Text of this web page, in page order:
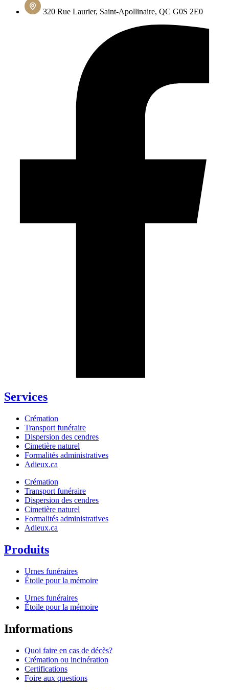
320 Rue Laurier, Saint-Apollinaire, QC G0S 2E0
Services
Crémation
Transport funéraire
Dispersion des cendres
Cimetière naturel
Formalités administratives
Adieux.ca
Crémation
Transport funéraire
Dispersion des cendres
Cimetière naturel
Formalités administratives
Adieux.ca
Produits
Urnes funéraires
Étoile pour la mémoire
Urnes funéraires
Étoile pour la mémoire
Informations
Quoi faire en cas de décès?
Crémation ou incinération
Certifications
Foire aux questions